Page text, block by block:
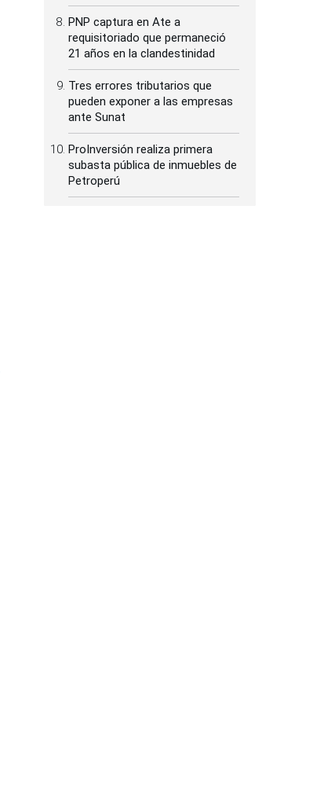
PNP captura en Ate a
requisitoriado que permaneció
21 años en la clandestinidad
Tres errores tributarios que
pueden exponer a las empresas
ante Sunat
ProInversión realiza primera
subasta pública de inmuebles de
Petroperú